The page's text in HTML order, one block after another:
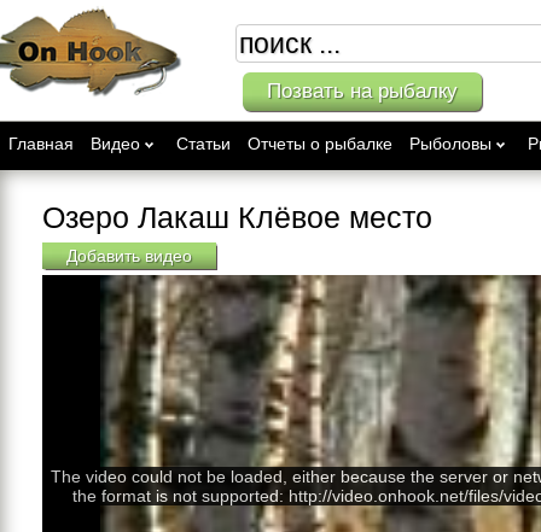
Позвать на рыбалку
Главная Видео Статьи Отчеты о рыбалке Рыболовы
Озеро Лакаш Клёвое место
Добавить видео
The video could not be loaded, either because the server or
the format is not supported: http://video.onhook.net/files/